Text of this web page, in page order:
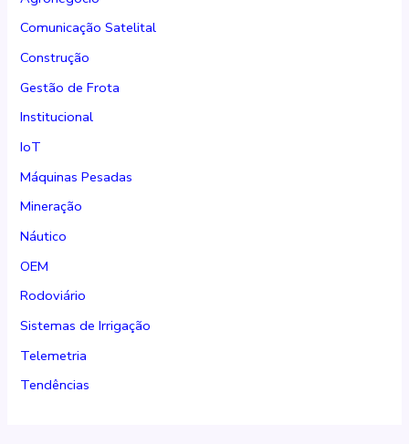
Comunicação Satelital
Construção
Gestão de Frota
Institucional
IoT
Máquinas Pesadas
Mineração
Náutico
OEM
Rodoviário
Sistemas de Irrigação
Telemetria
Tendências